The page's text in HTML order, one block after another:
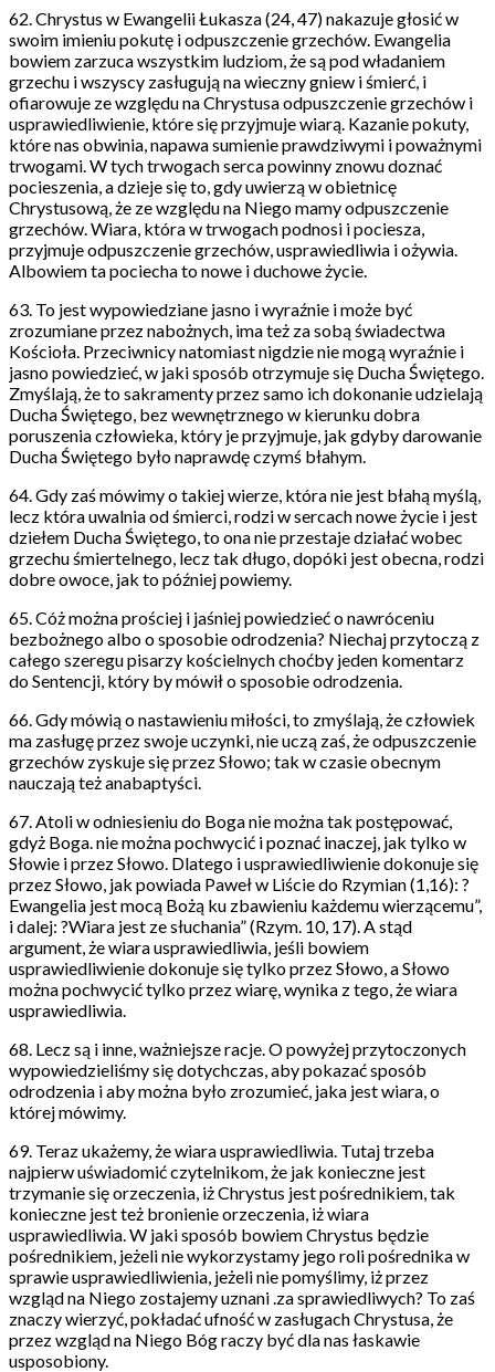
62. Chrystus w Ewangelii Łukasza (24, 47) nakazuje głosić w
swoim imieniu pokutę i odpuszczenie grzechów. Ewangelia
bowiem zarzuca wszystkim ludziom, że są pod władaniem
grzechu i wszyscy zasługują na wieczny gniew i śmierć, i
ofiarowuje ze względu na Chrystusa odpuszczenie grzechów i
usprawiedliwienie, które się przyjmuje wiarą. Kazanie pokuty,
które nas obwinia, napawa sumienie prawdziwymi i poważnymi
trwogami. W tych trwogach serca powinny znowu doznać
pocieszenia, a dzieje się to, gdy uwierzą w obietnicę
Chrystusową, że ze względu na Niego mamy odpuszczenie
grzechów. Wiara, która w trwogach podnosi i pociesza,
przyjmuje odpuszczenie grzechów, usprawiedliwia i ożywia.
Albowiem ta pociecha to nowe i duchowe życie.
63. To jest wypowiedziane jasno i wyraźnie i może być
zrozumiane przez nabożnych, ima też za sobą świadectwa
Kościoła. Przeciwnicy natomiast nigdzie nie mogą wyraźnie i
jasno powiedzieć, w jaki sposób otrzymuje się Ducha Świętego.
Zmyślają, że to sakramenty przez samo ich dokonanie udzielają
Ducha Świętego, bez wewnętrznego w kierunku dobra
poruszenia człowieka, który je przyjmuje, jak gdyby darowanie
Ducha Świętego było naprawdę czymś błahym.
64. Gdy zaś mówimy o takiej wierze, która nie jest błahą myślą,
lecz która uwalnia od śmierci, rodzi w sercach nowe życie i jest
dziełem Ducha Świętego, to ona nie przestaje działać wobec
grzechu śmiertelnego, lecz tak długo, dopóki jest obecna, rodzi
dobre owoce, jak to później powiemy.
65. Cóż można prościej i jaśniej powiedzieć o nawróceniu
bezbożnego albo o sposobie odrodzenia? Niechaj przytoczą z
całego szeregu pisarzy kościelnych choćby jeden komentarz
do Sentencji, który by mówił o sposobie odrodzenia.
66. Gdy mówią o nastawieniu miłości, to zmyślają, że człowiek
ma zasługę przez swoje uczynki, nie uczą zaś, że odpuszczenie
grzechów zyskuje się przez Słowo; tak w czasie obecnym
nauczają też anabaptyści.
67. Atoli w odniesieniu do Boga nie można tak postępować,
gdyż Boga. nie można pochwycić i poznać inaczej, jak tylko w
Słowie i przez Słowo. Dlatego i usprawiedliwienie dokonuje się
przez Słowo, jak powiada Paweł w Liście do Rzymian (1,16): ?
Ewangelia jest mocą Bożą ku zbawieniu każdemu wierzącemu”,
i dalej: ?Wiara jest ze słuchania” (Rzym. 10, 17). A stąd
argument, że wiara usprawiedliwia, jeśli bowiem
usprawiedliwienie dokonuje się tylko przez Słowo, a Słowo
można pochwycić tylko przez wiarę, wynika z tego, że wiara
usprawiedliwia.
68. Lecz są i inne, ważniejsze racje. O powyżej przytoczonych
wypowiedzieliśmy się dotychczas, aby pokazać sposób
odrodzenia i aby można było zrozumieć, jaka jest wiara, o
której mówimy.
69. Teraz ukażemy, że wiara usprawiedliwia. Tutaj trzeba
najpierw uświadomić czytelnikom, że jak konieczne jest
trzymanie się orzeczenia, iż Chrystus jest pośrednikiem, tak
konieczne jest też bronienie orzeczenia, iż wiara
usprawiedliwia. W jaki sposób bowiem Chrystus będzie
pośrednikiem, jeżeli nie wykorzystamy jego roli pośrednika w
sprawie usprawiedliwienia, jeżeli nie pomyślimy, iż przez
wzgląd na Niego zostajemy uznani .za sprawiedliwych? To zaś
znaczy wierzyć, pokładać ufność w zasługach Chrystusa, że
przez wzgląd na Niego Bóg raczy być dla nas łaskawie
usposobiony.